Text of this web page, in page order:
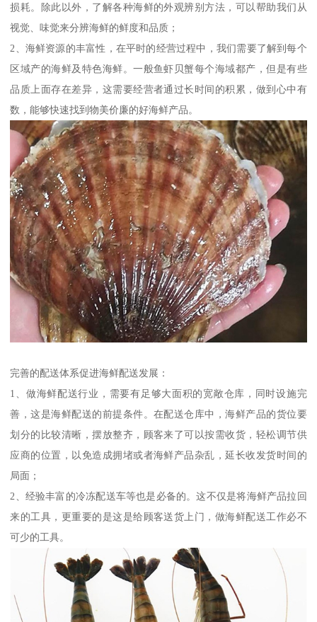
损耗。除此以外，了解各种海鲜的外观辨别方法，可以帮助我们从
视觉、味觉来分辨海鲜的鲜度和品质；
2、海鲜资源的丰富性，在平时的经营过程中，我们需要了解到每个
区域产的海鲜及特色海鲜。一般鱼虾贝蟹每个海域都产，但是有些
品质上面存在差异，这需要经营者通过长时间的积累，做到心中有
数，能够快速找到物美价廉的好海鲜产品。
完善的配送体系促进海鲜配送发展：
1、做海鲜配送行业，需要有足够大面积的宽敞仓库，同时设施完
善，这是海鲜配送的前提条件。在配送仓库中，海鲜产品的货位要
划分的比较清晰，摆放整齐，顾客来了可以按需收货，轻松调节供
应商的位置，以免造成拥堵或者海鲜产品杂乱，延长收发货时间的
局面；
2、经验丰富的冷冻配送车等也是必备的。这不仅是将海鲜产品拉回
来的工具，更重要的是这是给顾客送货上门，做海鲜配送工作必不
可少的工具。